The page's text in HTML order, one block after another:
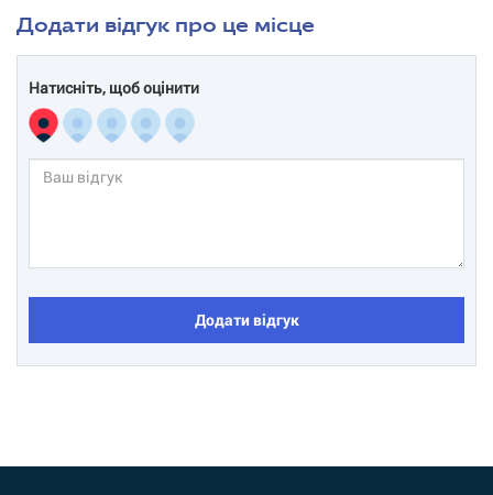
Додати відгук про це місце
Натисніть, щоб оцінити
Додати відгук